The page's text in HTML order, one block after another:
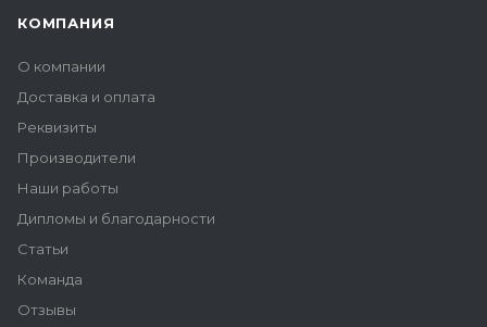
КОМПАНИЯ
О компании
Доставка и оплата
Реквизиты
Производители
Наши работы
Дипломы и благодарности
Статьи
Команда
Отзывы